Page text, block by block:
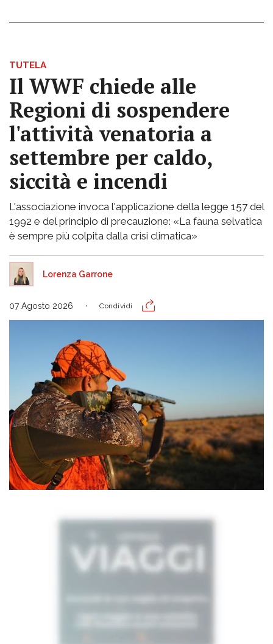
TUTELA
Il WWF chiede alle
Regioni di sospendere
l'attività venatoria a
settembre per caldo,
siccità e incendi
L'associazione invoca l'applicazione della legge 157 del
1992 e del principio di precauzione: «La fauna selvatica
è sempre più colpita dalla crisi climatica»
Lorenza Garrone
07 Agosto 2026 Condividi